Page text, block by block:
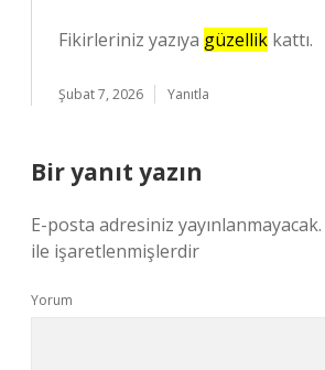
Fikirleriniz yazıya güzellik kattı.
Şubat 7, 2026 Yanıtla
Bir yanıt yazın
E-posta adresiniz yayınlanmayacak.
ile işaretlenmişlerdir
Yorum